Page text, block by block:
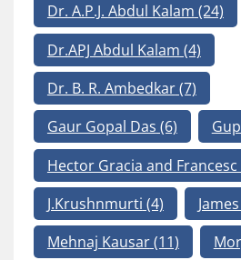
Dr. A.P.J. Abdul Kalam (24)
Dr.APJ Abdul Kalam (4)
Dr. B. R. Ambedkar(7)
Gaur Gopal Das (6)
Hector Gracia and
J.Krushnmurti (4)
Mehnaj Kausar(11)